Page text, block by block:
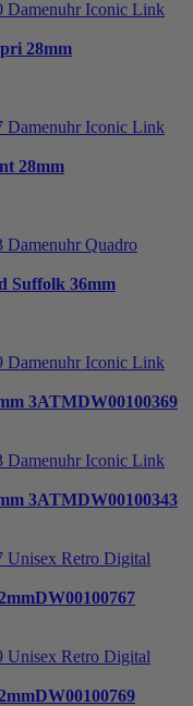
28mm
28mm
Suffolk 36mm
3ATMDW00100369
3ATMDW00100343
DW00100767
DW00100769